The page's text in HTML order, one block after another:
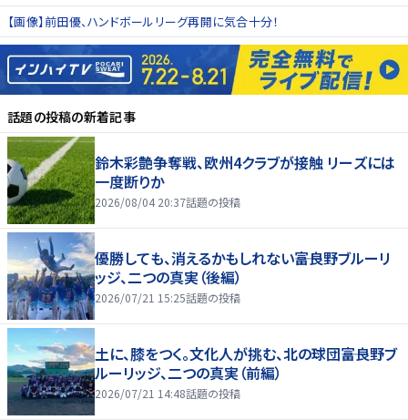
【画像】前田優、ハンドボールリーグ再開に気合十分！
話題の投稿の新着記事
鈴木彩艶争奪戦、欧州4クラブが接触 リーズには
一度断りか
2026/08/04 20:37話題の投稿
優勝しても、消えるかもしれない――富良野ブルーリ
ッジ、二つの真実（後編）
2026/07/21 15:25話題の投稿
土に、膝をつく。文化人が挑む、北の球団――富良野ブ
ルーリッジ、二つの真実（前編）
2026/07/21 14:48話題の投稿